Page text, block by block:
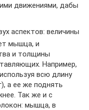
движениями, дабы
аспектов: величины
мышца, и
и толщины
Например,
всю длину
а ее же поднять
Так же и с
мышца, в